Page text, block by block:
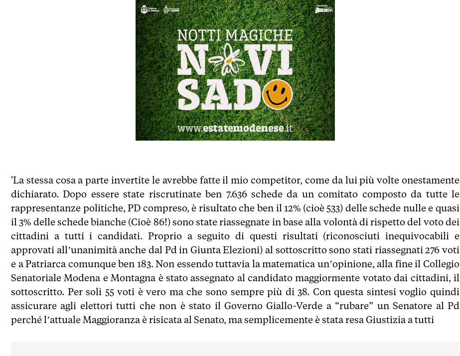
'La stessa cosa a parte invertite le avrebbe fatte il mio competitor, come da lui più volte onestamente
dichiarato. Dopo essere state riscrutinate ben 7.636 schede da un comitato composto da tutte le
rappresentanze politiche, PD compreso, è risultato che ben il 12% (cioè 533) delle schede nulle e quasi
il 3% delle schede bianche (Cioè 86!) sono state riassegnate in base alla volontà di rispetto del voto dei
cittadini a tutti i candidati. Proprio a seguito di questi risultati (riconosciuti inequivocabili e
approvati all’unanimità anche dal Pd in Giunta Elezioni) al sottoscritto sono stati riassegnati 276 voti
e a Patriarca comunque ben 183. Non essendo tuttavia la matematica un’opinione, alla fine il Collegio
Senatoriale Modena e Montagna è stato assegnato al candidato maggiormente votato dai cittadini, il
sottoscritto. Per soli 55 voti è vero ma che sono sempre più di 38. Con questa sintesi voglio quindi
assicurare agli elettori tutti che non è stato il Governo Giallo-Verde a “rubare” un Senatore al Pd
perché l’attuale Maggioranza è risicata al Senato, ma semplicemente è stata resa Giustizia a tutti